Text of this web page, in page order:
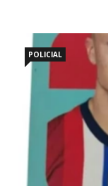
POLICIAL